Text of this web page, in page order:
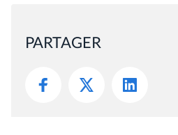
PARTAGER